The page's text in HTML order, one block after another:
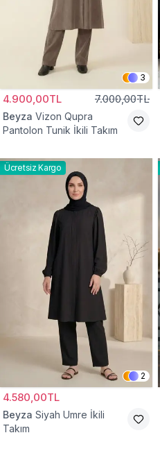
3
4.900,00TL 7.000,00TL
Beyza Vizon Qupra
Pantolon Tunik İkili Takım
Ücretsiz Kargo
2
4.580,00TL
Beyza Siyah Umre İkili
Takım